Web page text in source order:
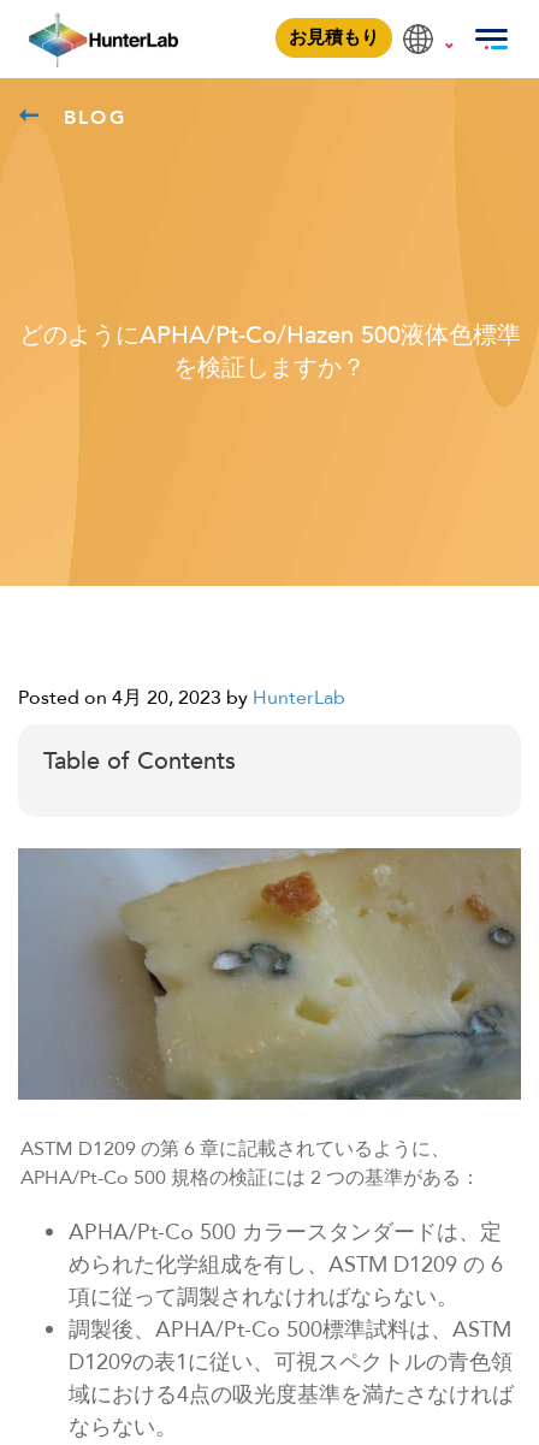
お見積もり
BLOG
どのようにAPHA/Pt-Co/Hazen 500液体色標準
を検証しますか？
Posted on 4月 20, 2023 by HunterLab
Table of Contents
ASTM D1209 の第 6 章に記載されているように、
APHA/Pt-Co 500 規格の検証には 2 つの基準がある：
APHA/Pt-Co 500 カラースタンダードは、定
められた化学組成を有し、ASTM D1209 の 6
項に従って調製されなければならない。
調製後、APHA/Pt-Co 500標準試料は、ASTM
D1209の表1に従い、可視スペクトルの青色領
域における4点の吸光度基準を満たさなければ
ならない。